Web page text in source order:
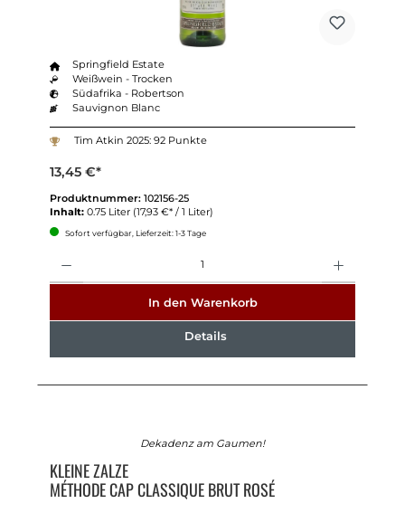
Springfield Estate
Weißwein - Trocken
Südafrika - Robertson
Sauvignon Blanc
Tim Atkin 2025: 92 Punkte
13,45 €*
Produktnummer: 102156-25
Inhalt: 0.75 Liter (17,93 €* / 1 Liter)
Sofort verfügbar, Lieferzeit: 1-3 Tage
In den Warenkorb
Details
Dekadenz am Gaumen!
KLEINE ZALZE
MÉTHODE CAP CLASSIQUE BRUT ROSÉ